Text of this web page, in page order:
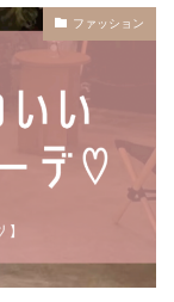
ファッション